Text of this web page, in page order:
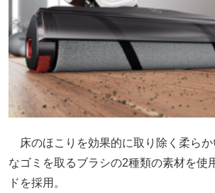
床のほこりを効果的に取り除く柔ら
なゴミを取るブラシの2種類の素材を使
ドを採用。